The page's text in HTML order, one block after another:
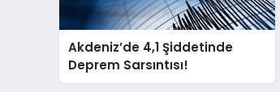
Akdeniz’de 4,1 Şiddetinde
Deprem Sarsıntısı!